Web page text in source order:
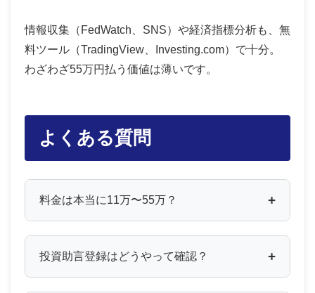
情報収集（FedWatch、SNS）や経済指標分析も、無
料ツール（TradingView、Investing.com）で十分。
わざわざ55万円払う価値は薄いです。
よくある質問
料金は本当に11万〜55万？
投資助言登録はどうやって確認？